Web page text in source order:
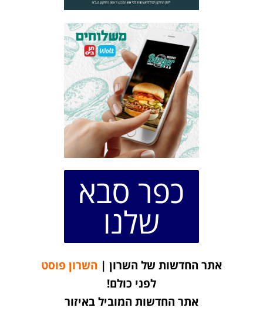
כפר סבא
שלנו
אתר החדשות של השרון | השרון פוסט
לפני כולם!
אתר החדשות המוביל באיזור